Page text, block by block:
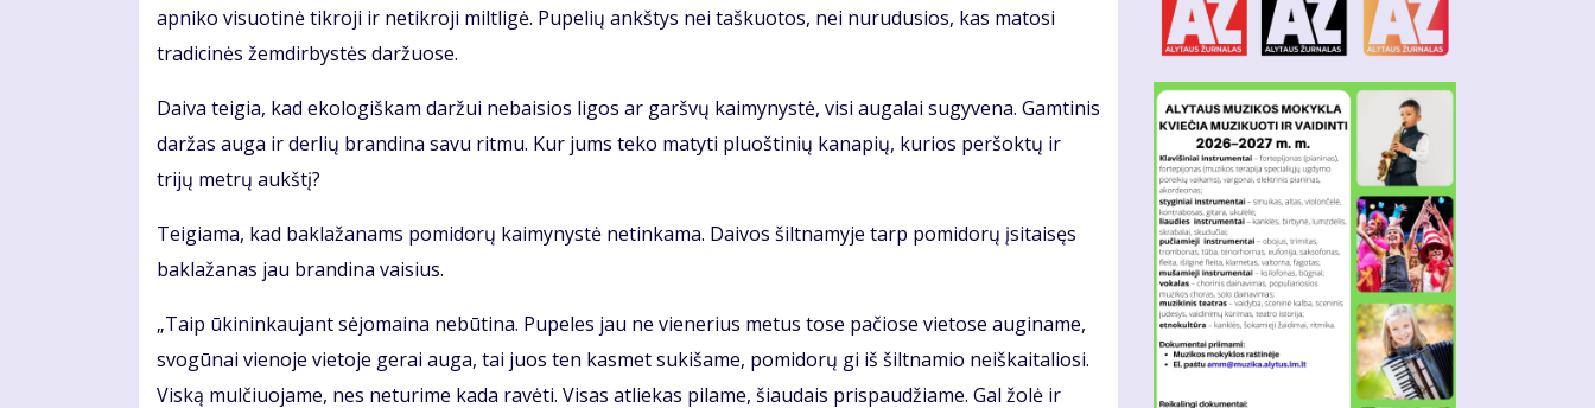
apniko visuotinė tikroji ir netikroji miltligė. Pupelių ankštys nei taškuotos, nei nurudusios, kas matosi
tradicinės žemdirbystės daržuose.
Daiva teigia, kad ekologiškam daržui nebaisios ligos ar garšvų kaimynystė, visi augalai sugyvena. Gamtinis
daržas auga ir derlių brandina savu ritmu. Kur jums teko matyti pluoštinių kanapių, kurios peršoktų ir
trijų metrų aukštį?
Teigiama, kad baklažanams pomidorų kaimynystė netinkama. Daivos šiltnamyje tarp pomidorų įsitaisęs
baklažanas jau brandina vaisius.
„Taip ūkininkaujant sėjomaina nebūtina. Pupeles jau ne vienerius metus tose pačiose vietose auginame,
svogūnai vienoje vietoje gerai auga, tai juos ten kasmet sukišame, pomidorų gi iš šiltnamio neiškaitaliosi.
Viską mulčiuojame, nes neturime kada ravėti. Visas atliekas pilame, šiaudais prispaudžiame. Gal žolė ir